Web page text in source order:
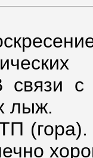
связи
лыж.